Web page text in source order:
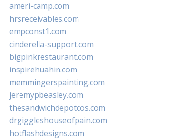
ameri-camp.com
hrsreceivables.com
empconst1.com
cinderella-support.com
bigpinkrestaurant.com
inspirehuahin.com
memmingerspainting.com
jeremypbeasley.com
thesandwichdepotcos.com
drgiggleshouseofpain.com
hotflashdesigns.com